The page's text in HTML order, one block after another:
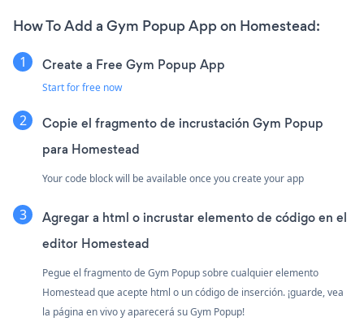
How To Add a Gym Popup App on Homestead:
Create a Free Gym Popup App
Start for free now
Copie el fragmento de incrustación Gym Popup
para Homestead
Your code block will be available once you create your app
Agregar a html o incrustar elemento de código en el
editor Homestead
Pegue el fragmento de Gym Popup sobre cualquier elemento
Homestead que acepte html o un código de inserción. ¡guarde, vea
la página en vivo y aparecerá su Gym Popup!